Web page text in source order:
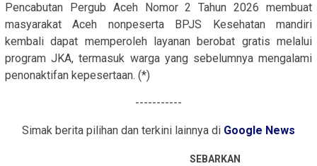
Pencabutan Pergub Aceh Nomor 2 Tahun 2026 membuat
masyarakat Aceh nonpeserta BPJS Kesehatan mandiri
kembali dapat memperoleh layanan berobat gratis melalui
program JKA, termasuk warga yang sebelumnya mengalami
penonaktifan kepesertaan. (*)
-----------
Simak berita pilihan dan terkini lainnya di Google News
SEBARKAN